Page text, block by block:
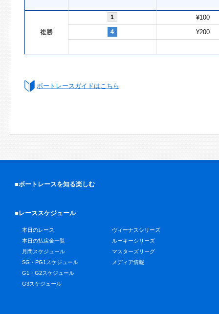
複勝
1 ¥100
4 ¥200
ボートレースガイドはこちら
■ボートレースを知る楽しむ
■レーススケジュール
本日のレース
本日の払戻金一覧
月間スケジュール
SG・PG1スケジュール
G1・G2スケジュール
G3スケジュール
ヴィーナスシリーズ
ルーキーシリーズ
マスターズリーグ
メディア情報